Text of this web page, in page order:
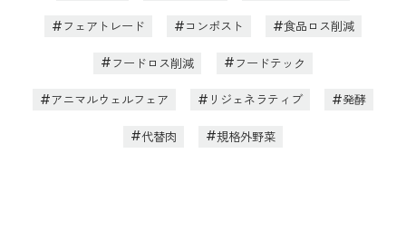
フェアトレード コンポスト 食品ロス削減
フードロス削減 フードテック
アニマルウェルフェア リジェネラティブ 発酵
代替肉 規格外野菜